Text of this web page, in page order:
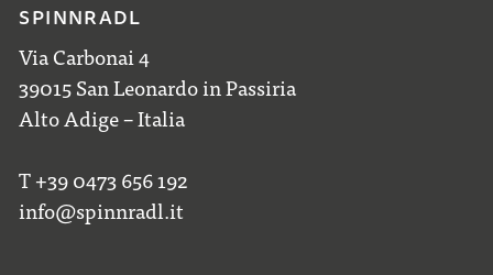
SPINNRADL
Via Carbonai 4
39015 San Leonardo in Passiria
Alto Adige – Italia
T +39 0473 656 192
info@spinnradl.it